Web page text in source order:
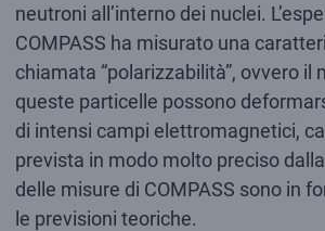
neutroni all’interno dei nuclei.
COMPASS ha misurato una
chiamata “polarizzabilità”, ovvero il
queste particelle possono
di intensi campi elettromagnetici,
prevista in modo molto preciso
delle misure di COMPASS sono in
le previsioni teoriche.